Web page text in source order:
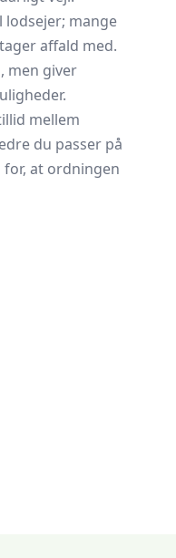
lodsejer; mange
affald med.
men giver
mellem
du passer på
at ordningen